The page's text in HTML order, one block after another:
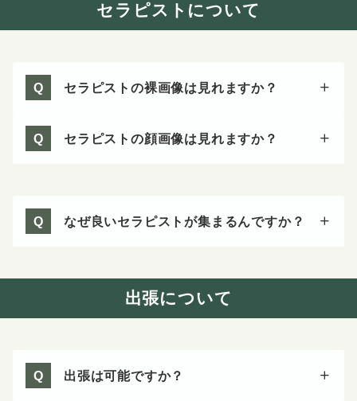
セラピストについて
Q セラピストの裸画像は見れますか？
Q セラピストの顔画像は見れますか？
Q なぜ良いセラピストが集まるんですか？
出張について
Q 出張は可能ですか？